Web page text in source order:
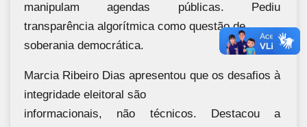
manipulam agendas públicas. Pediu
transparência algorítmica como questão de
soberania democrática.
Marcia Ribeiro Dias apresentou que os desafios à
integridade eleitoral são
informacionais, não técnicos. Destacou a